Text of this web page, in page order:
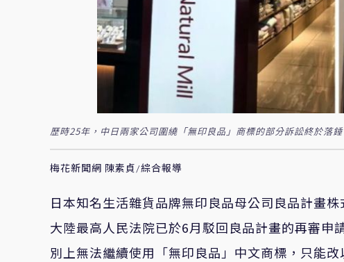
歷時25年，中日兩家公司圍繞「無印良品」商標的部分訴訟終於落
梅花新聞網 陳素貞/綜合報導
日本知名生活雜貨品牌無印良品母公司良品計畫
大陸最高人民法院已於6月駁回良品計畫的再審申
別上無法繼續使用「無印良品」中文商標，只能改